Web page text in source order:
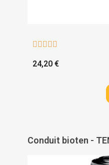
    
24,20 €
Conduit bioten -